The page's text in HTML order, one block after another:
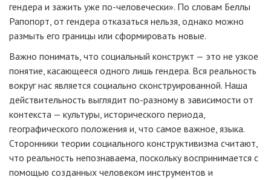
гендера и зажить уже по-человечески». По словам Беллы
Рапопорт, от гендера отказаться нельзя, однако можно
размыть его границы или сформировать новые.
Важно понимать, что социальный конструкт — это не узкое
понятие, касающееся одного лишь гендера. Вся реальность
вокруг нас является социально сконструированной. Наша
действительность выглядит по-разному в зависимости от
контекста — культуры, исторического периода,
географического положения и, что самое важное, языка.
Сторонники теории социального конструктивизма считают,
что реальность непознаваема, поскольку воспринимается с
помощью созданных человеком инструментов и